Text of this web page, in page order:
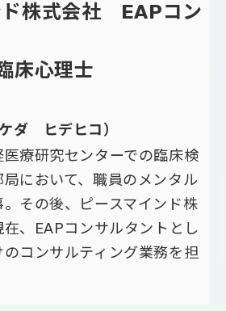
ド株式会社 EAPコン
床心理士
ケダ ヒデヒコ）
療研究センターでの臨床検
において、職員のメンタル
その後、ピースマインド株
、EAPコンサルタントとし
コンサルティング業務を担